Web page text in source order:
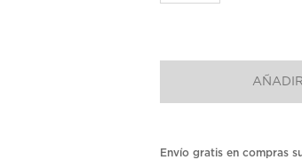
Envío gratis en compras